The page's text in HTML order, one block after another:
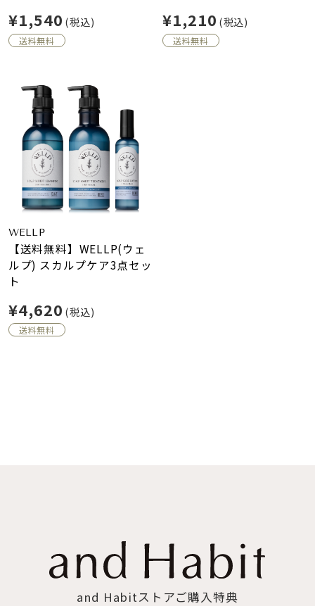
¥1,540 (税込)
送料無料
¥1,210 (税込)
送料無料
WELLP
【送料無料】WELLP(ウェ
ルプ) スカルプケア3点セッ
ト
¥4,620 (税込)
送料無料
and Habitストアご購入特典